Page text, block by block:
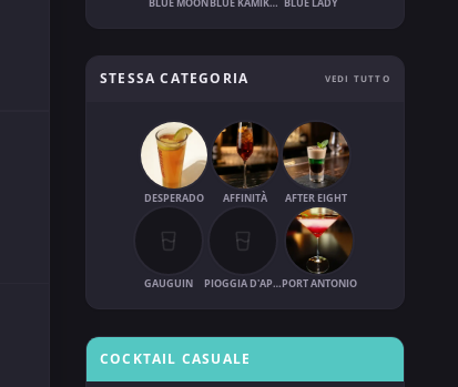
STESSA CATEGORIA VEDI TUTTO
DESPERADO AFFINITÀ AFTER EIGHT
GAUGUIN PIOGGIA D'APRILEPORT ANTONIO
COCKTAIL CASUALE